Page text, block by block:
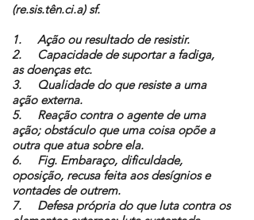
(re.sis.tên.ci.a) sf.
1. Ação ou resultado de resistir.
2. Capacidade de suportar a fadiga,
as doenças etc.
3. Qualidade do que resiste a uma
ação externa.
5. Reação contra o agente de uma
ação; obstáculo que uma coisa opõe a
outra que atua sobre ela.
6. Fig. Embaraço, dificuldade,
oposição, recusa feita aos desígnios e
vontades de outrem.
7. Defesa própria do que luta contra os